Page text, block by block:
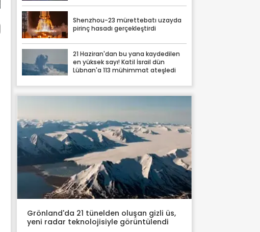
Shenzhou-23 mürettebatı uzayda
pirinç hasadı gerçekleştirdi
21 Haziran'dan bu yana kaydedilen
en yüksek sayı! Katil İsrail dün
Lübnan'a 113 mühimmat ateşledi
Grönland'da 21 tünelden oluşan gizli üs,
yeni radar teknolojisiyle görüntülendi